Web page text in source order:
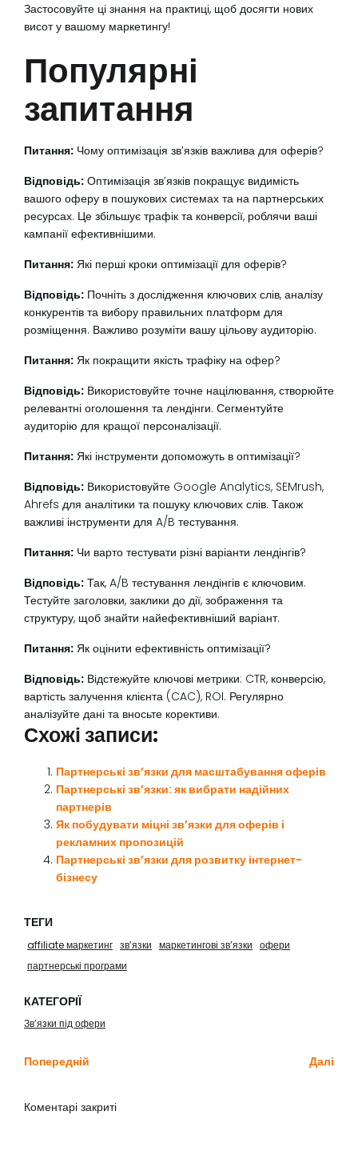
Застосовуйте ці знання на практиці, щоб досягти нових
висот у вашому маркетингу!
Популярні
запитання
Питання: Чому оптимізація зв’язків важлива для оферів?
Відповідь: Оптимізація зв’язків покращує видимість
вашого оферу в пошукових системах та на партнерських
ресурсах. Це збільшує трафік та конверсії, роблячи ваші
кампанії ефективнішими.
Питання: Які перші кроки оптимізації для оферів?
Відповідь: Почніть з дослідження ключових слів, аналізу
конкурентів та вибору правильних платформ для
розміщення. Важливо розуміти вашу цільову аудиторію.
Питання: Як покращити якість трафіку на офер?
Відповідь: Використовуйте точне націлювання, створюйте
релевантні оголошення та лендінги. Сегментуйте
аудиторію для кращої персоналізації.
Питання: Які інструменти допоможуть в оптимізації?
Відповідь: Використовуйте Google Analytics, SEMrush,
Ahrefs для аналітики та пошуку ключових слів. Також
важливі інструменти для A/B тестування.
Питання: Чи варто тестувати різні варіанти лендінгів?
Відповідь: Так, A/B тестування лендінгів є ключовим.
Тестуйте заголовки, заклики до дії, зображення та
структуру, щоб знайти найефективніший варіант.
Питання: Як оцінити ефективність оптимізації?
Відповідь: Відстежуйте ключові метрики: CTR, конверсію,
вартість залучення клієнта (CAC), ROI. Регулярно
аналізуйте дані та вносьте корективи.
Схожі записи:
Партнерські зв’язки для масштабування оферів
Партнерські зв’язки: як вибрати надійних
партнерів
Як побудувати міцні зв’язки для оферів і
рекламних пропозицій
Партнерські зв’язки для розвитку інтернет-
бізнесу
ТЕГИ
affiliate маркетинг зв’язки маркетингові зв’язки офери
партнерські програми
КАТЕГОРІЇ
Зв’язки під офери
Попередній Далі
Коментарі закриті